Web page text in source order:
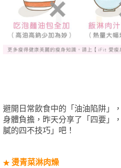
避開日常飲食中的「油油陷阱」
身體負擔，昨天分享了「四要」
膩的四不技巧」吧！
★ 燙青菜淋肉燥